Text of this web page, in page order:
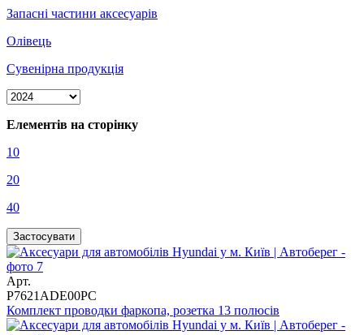
Запасні частини аксесуарів
Олівець
Сувенірна продукція
Елементів на сторінку
10
20
40
Арт.
P7621ADE00PC
Комплект проводки фаркопа, розетка 13 полюсів